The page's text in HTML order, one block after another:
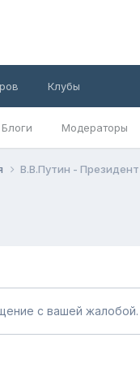
Блоги Модераторы
Клубы
В.В.Путин -
с вашей жалобой.